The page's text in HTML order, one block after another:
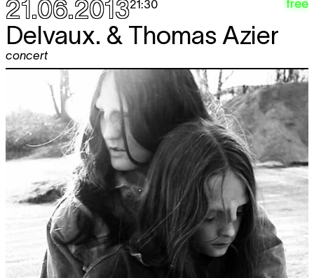
21.06.201321:30 free
Delvaux. & Thomas Azier
concert